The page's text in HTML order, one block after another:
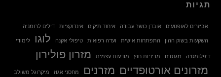
תגיות
אביזרים לאופנועים אובדן כושר עבודה איחוד תיקים אינדוקציות דילים לרומניה
השקעות בשוק ההון התפתחות אישית ועדה רפואית טיפולי אקנה לוגו לימודי
דיפלומטיה מגנטים מדיניות חוץ מודעות עצמית
מזרון פולירון
מזרונים אורטופדיים מזרנים מחסני אגוז מיקרוגל משולב